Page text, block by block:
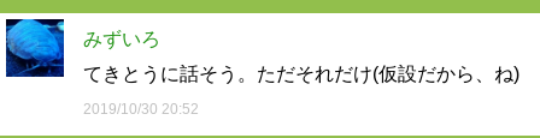
みずいろ
てきとうに話そう。ただそれだけ(仮設だから、ね)
2019/10/30 20:52